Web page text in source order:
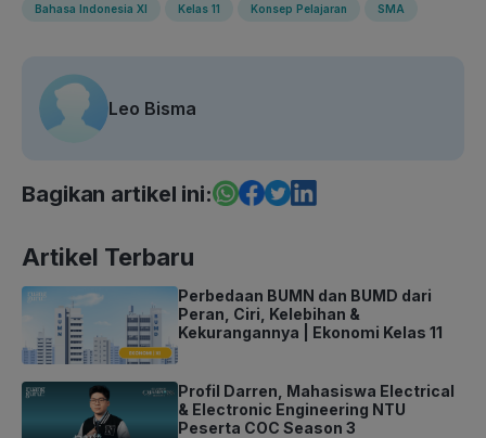
Bahasa Indonesia XI Kelas 11 Konsep Pelajaran SMA
Leo Bisma
Bagikan artikel ini:
Artikel Terbaru
Perbedaan BUMN dan BUMD dari
Peran, Ciri, Kelebihan &
Kekurangannya | Ekonomi Kelas 11
Profil Darren, Mahasiswa Electrical
& Electronic Engineering NTU
Peserta COC Season 3